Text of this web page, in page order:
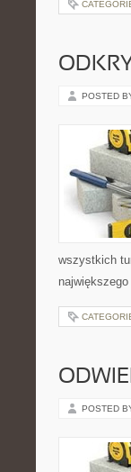
POSTED
wszystkich
POSTED